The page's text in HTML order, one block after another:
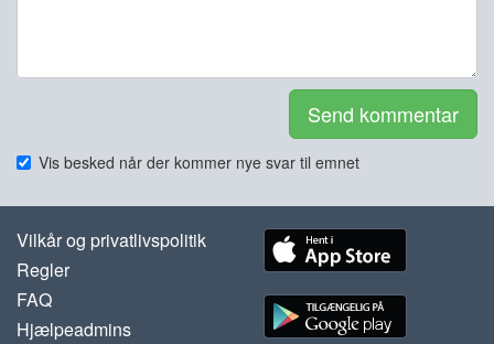
Send kommentar
Vis besked når der kommer nye svar til emnet
Vilkår og privatlivspolitik
Regler
FAQ
Hjælpeadmins